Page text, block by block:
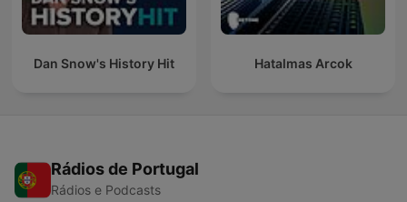
Dan Snow's History Hit Hatalmas Arcok
Rádios de Portugal
Rádios e Podcasts